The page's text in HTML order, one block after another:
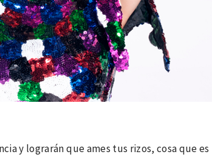
y lograrán que ames tus rizos, cosa que es